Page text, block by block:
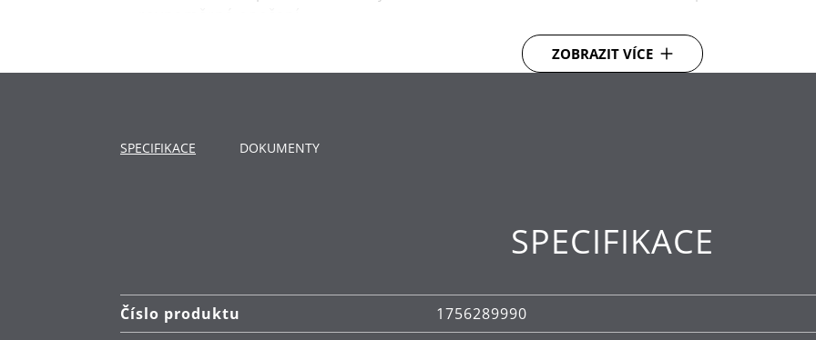
Použití: vhodné pro všechny typy varných desek, včetně indukčních.
Čištění: ruční mytí (pánev), lze mýt v myčce (obracečka).
ZOBRAZIT VÍCE
SPECIFIKACE DOKUMENTY
SPECIFIKACE
Číslo produktu
1756289990